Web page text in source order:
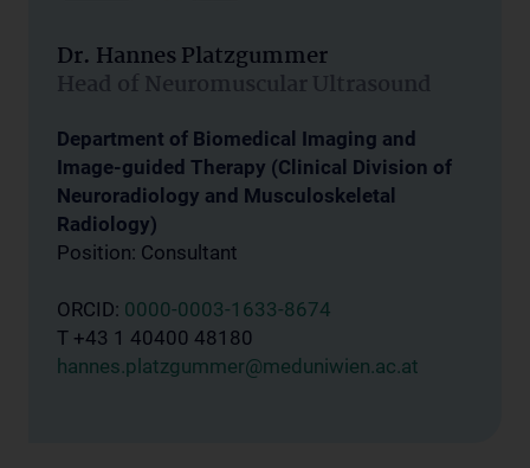
Dr. Hannes Platzgummer
Head of Neuromuscular Ultrasound
Department of Biomedical Imaging and
Image-guided Therapy (Clinical Division of
Neuroradiology and Musculoskeletal
Radiology)
Position: Consultant
ORCID: 0000-0003-1633-8674
T +43 1 40400 48180
hannes.platzgummer@meduniwien.ac.at